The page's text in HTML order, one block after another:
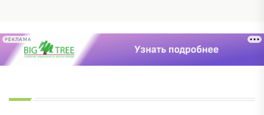
РЕКЛАМА